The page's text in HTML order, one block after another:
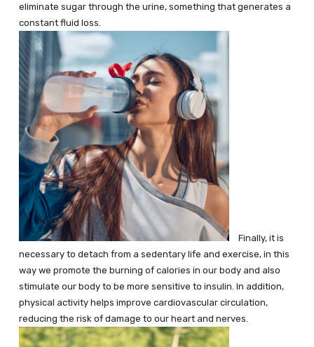
eliminate sugar through the urine, something that generates a
constant fluid loss.
Finally, it is
necessary to detach from a sedentary life and exercise, in this
way we promote the burning of calories in our body and also
stimulate our body to be more sensitive to insulin. In addition,
physical activity helps improve cardiovascular circulation,
reducing the risk of damage to our heart and nerves.